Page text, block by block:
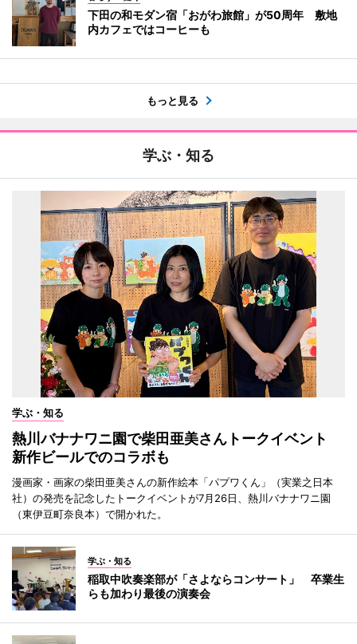
下田の和モダン宿「おがわ旅館」が50周年 敷地
内カフェではコーヒーも
もっと見る
学ぶ・知る
学ぶ・知る
熱川バナナワニ園で柴田亜美さんトークイベント
新作ビールでのコラボも
漫画家・画家の柴田亜美さんの新作絵本「パプワくん」（実業之日本
社）の発売を記念したトークイベントが7月26日、熱川バナナワニ園
（東伊豆町奈良本）で開かれた。
学ぶ・知る
稲取中吹奏楽部が「さよならコンサート」 卒業生
らも加わり最後の演奏会